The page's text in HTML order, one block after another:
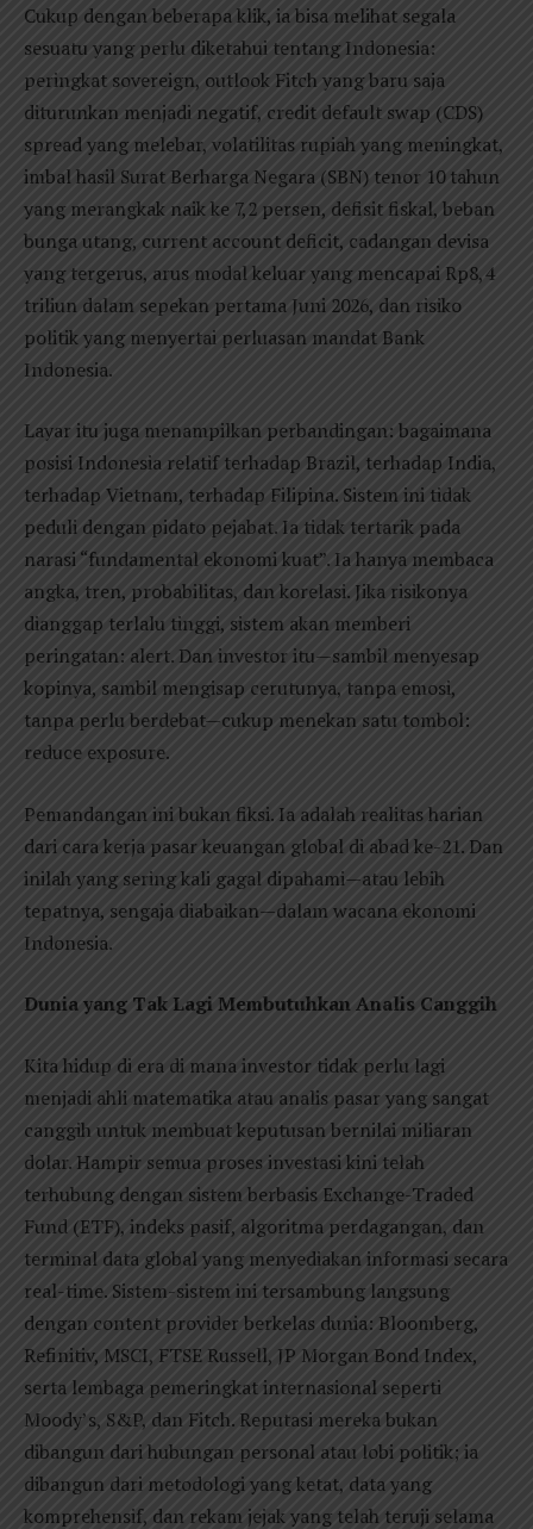
Cukup dengan beberapa klik, ia bisa melihat segala
sesuatu yang perlu diketahui tentang Indonesia:
peringkat sovereign, outlook Fitch yang baru saja
diturunkan menjadi negatif, credit default swap (CDS)
spread yang melebar, volatilitas rupiah yang meningkat,
imbal hasil Surat Berharga Negara (SBN) tenor 10 tahun
yang merangkak naik ke 7,2 persen, defisit fiskal, beban
bunga utang, current account deficit, cadangan devisa
yang tergerus, arus modal keluar yang mencapai Rp8,4
triliun dalam sepekan pertama Juni 2026, dan risiko
politik yang menyertai perluasan mandat Bank
Indonesia.
Layar itu juga menampilkan perbandingan: bagaimana
posisi Indonesia relatif terhadap Brazil, terhadap India,
terhadap Vietnam, terhadap Filipina. Sistem ini tidak
peduli dengan pidato pejabat. Ia tidak tertarik pada
narasi “fundamental ekonomi kuat”. Ia hanya membaca
angka, tren, probabilitas, dan korelasi. Jika risikonya
dianggap terlalu tinggi, sistem akan memberi
peringatan: alert. Dan investor itu—sambil menyesap
kopinya, sambil mengisap cerutunya, tanpa emosi,
tanpa perlu berdebat—cukup menekan satu tombol:
reduce exposure.
Pemandangan ini bukan fiksi. Ia adalah realitas harian
dari cara kerja pasar keuangan global di abad ke-21. Dan
inilah yang sering kali gagal dipahami—atau lebih
tepatnya, sengaja diabaikan—dalam wacana ekonomi
Indonesia.
Dunia yang Tak Lagi Membutuhkan Analis Canggih
Kita hidup di era di mana investor tidak perlu lagi
menjadi ahli matematika atau analis pasar yang sangat
canggih untuk membuat keputusan bernilai miliaran
dolar. Hampir semua proses investasi kini telah
terhubung dengan sistem berbasis Exchange-Traded
Fund (ETF), indeks pasif, algoritma perdagangan, dan
terminal data global yang menyediakan informasi secara
real-time. Sistem-sistem ini tersambung langsung
dengan content provider berkelas dunia: Bloomberg,
Refinitiv, MSCI, FTSE Russell, JP Morgan Bond Index,
serta lembaga pemeringkat internasional seperti
Moody’s, S&P, dan Fitch. Reputasi mereka bukan
dibangun dari hubungan personal atau lobi politik; ia
dibangun dari metodologi yang ketat, data yang
komprehensif, dan rekam jejak yang telah teruji selama